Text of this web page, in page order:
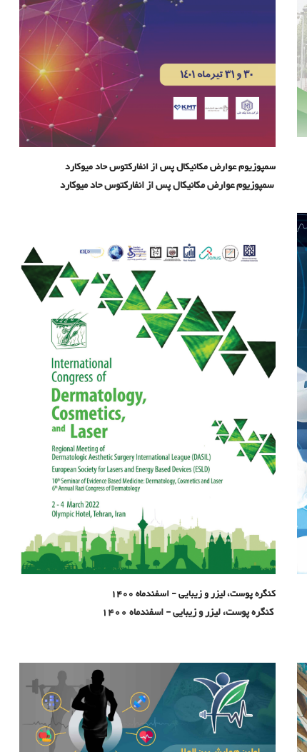
سمپوزیوم عوارض مکانیکال پس از انفارکتوس حاد میوکارد
سمپوزیوم عوارض مکانیکال پس از انفارکتوس حاد میوکارد
کنگره پوست، لیزر و زیبایی - اسفندماه 1400
کنگره پوست، لیزر و زیبایی - اسفندماه 1400